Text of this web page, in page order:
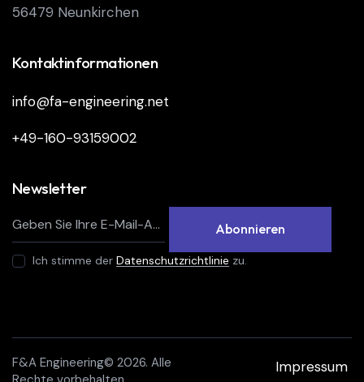
56479 Neunkirchen
Kontaktinformationen
info@fa-engineering.net
+49-160-93159002
Newsletter
Abonnieren
Ich stimme derDatenschutzrichtlinie zu.
F&A Engineering© 2026. Alle
Impressum